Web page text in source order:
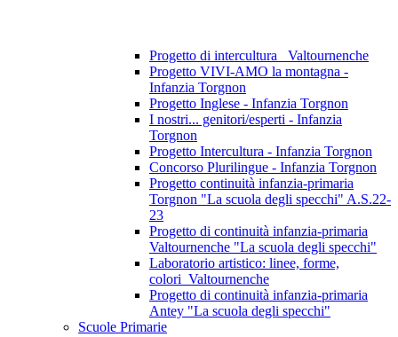
Progetto di intercultura_ Valtournenche
Progetto VIVI-AMO la montagna -
Infanzia Torgnon
Progetto Inglese - Infanzia Torgnon
I nostri... genitori/esperti - Infanzia
Torgnon
Progetto Intercultura - Infanzia Torgnon
Concorso Plurilingue - Infanzia Torgnon
Progetto continuità infanzia-primaria
Torgnon "La scuola degli specchi" A.S.22-
23
Progetto di continuità infanzia-primaria
Valtournenche "La scuola degli specchi"
Laboratorio artistico: linee, forme,
colori_Valtournenche
Progetto di continuità infanzia-primaria
Antey "La scuola degli specchi"
Scuole Primarie